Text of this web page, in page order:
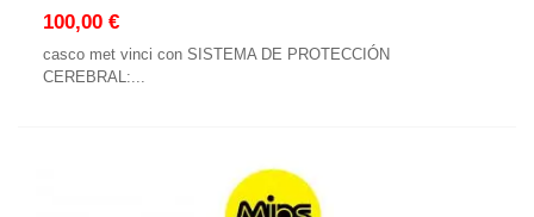
100,00 €
casco met vinci con SISTEMA DE PROTECCIÓN
CEREBRAL:...